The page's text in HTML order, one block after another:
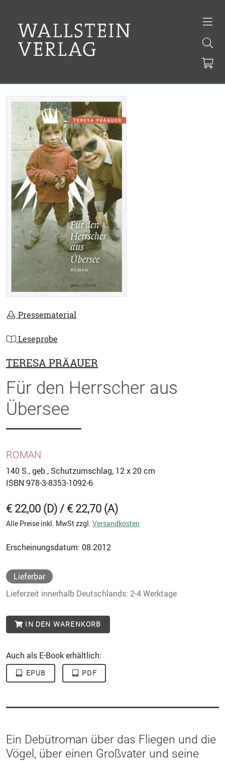
Pressematerial
Leseprobe
TERESA PRÄAUER
Für den Herrscher aus
Übersee
ROMAN
140 S., geb., Schutzumschlag, 12 x 20 cm
ISBN 978-3-8353-1092-6
€ 22,00 (D) / € 22,70 (A)
Alle Preise inkl. MwSt zzgl. Versandkosten
Erscheinungsdatum: 08.2012
Lieferbar
Lieferzeit innerhalb Deutschlands: 2-4 Werktage
IN DEN WARENKORB
Auch als E-Book erhältlich:
EPUB PDF
Ein Debütroman über das Fliegen und die
Vögel, über einen Großvater und seine